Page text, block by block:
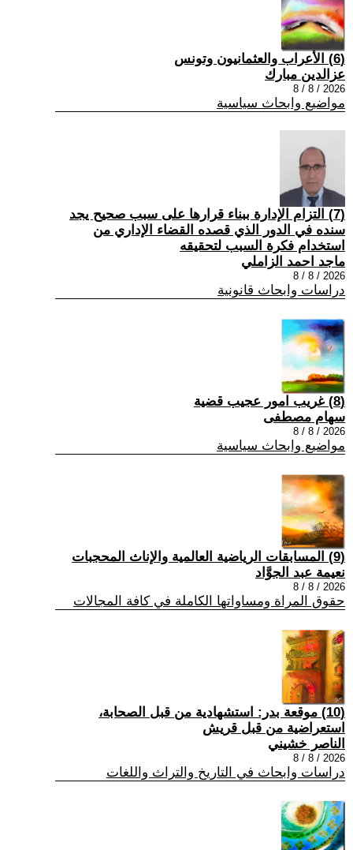
(6) الأعراب والعثمانيون وتونس
عزالدين مبارك
2026 / 8 / 8
مواضيع وابحاث سياسية
(7) التزام الإدارة ببناء قرارها على سبب صحیح یجد
سنده في الدور الذي قصده القضاء الإداري من
استخدام فكرة السبب لتحقیقه
ماجد احمد الزاملي
2026 / 8 / 8
دراسات وابحاث قانونية
(8) غريب امور عجيب قضية
سهام مصطفى
2026 / 8 / 8
مواضيع وابحاث سياسية
(9) المسابقات الرياضية العالمية والإناث المحجبات
نعيمة عبد الجوَّاد
2026 / 8 / 8
حقوق المراة ومساواتها الكاملة في كافة المجالات
(10) موقعة بدر: استشهادية من قبل الصحابة،
استعراضية من قبل قريش
الناصر خشيني
2026 / 8 / 8
دراسات وابحاث في التاريخ والتراث واللغات